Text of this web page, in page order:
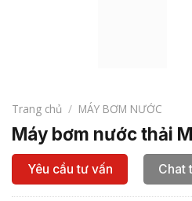
Trang chủ / MÁY BƠM NƯỚC
Máy bơm nước thải
Yêu cầu tư vấn Chat